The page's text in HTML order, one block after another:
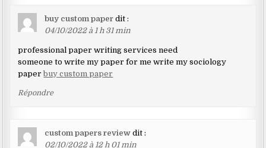
buy custom paper dit :
04/10/2022 à 1 h 31 min
professional paper writing services need
someone to write my paper for me write my sociology
paperbuy custom paper
Répondre
custom papers review dit :
02/10/2022 à 12 h 01 min